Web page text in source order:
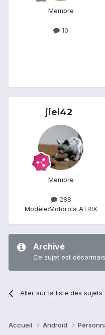
Membre
10
jiel42
Membre
288
Modèle:Motorola ATRIX
Archivé
Ce sujet est
Aller sur la liste des sujets
Accueil Android